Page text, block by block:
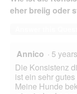
eher breiig oder
Annico · 5
Die Konsistenz
ist ein sehr
Meine Hunde